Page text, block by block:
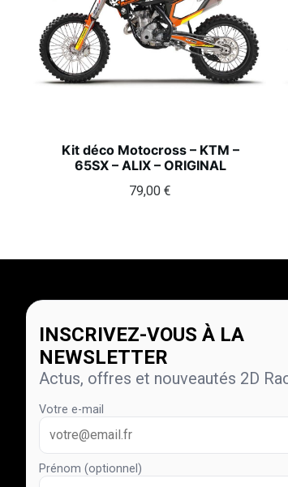
Kit déco Motocross – KTM –
65SX – ALIX – ORIGINAL
79,00€
INSCRIVEZ-VOUS À LA
NEWSLETTER
Actus, offres et nouveautés 2D
Votre e-mail
Prénom (optionnel)